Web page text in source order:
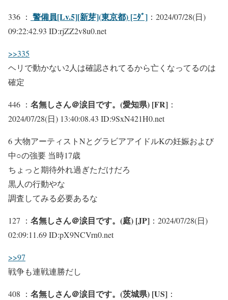
336 ： 警備員[Lv.5][新芽](東京都) [ﾆﾀﾞ] ：2024/07/28(日)
09:22:42.93 ID:rjZZ2v8u0.net
>>335
ヘリで動かない2人は確認されてるから亡くなってるのは
確定
446 ： 名無しさん＠涙目です。(愛知県) [FR] ：
2024/07/28(日) 13:40:08.43 ID:9SxN421H0.net
6 大物アーティストNとグラビアアイドルKの妊娠および
中○の強要 当時17歳
ちょっと期待外れ過ぎただけだろ
黒人の行動やな
調査してみる必要あるな
127 ： 名無しさん＠涙目です。(庭) [JP] ：2024/07/28(日)
02:09:11.69 ID:pX9NCVrn0.net
>>97
戦争も連戦連勝だし
408 ： 名無しさん＠涙目です。(茨城県) [US] ：